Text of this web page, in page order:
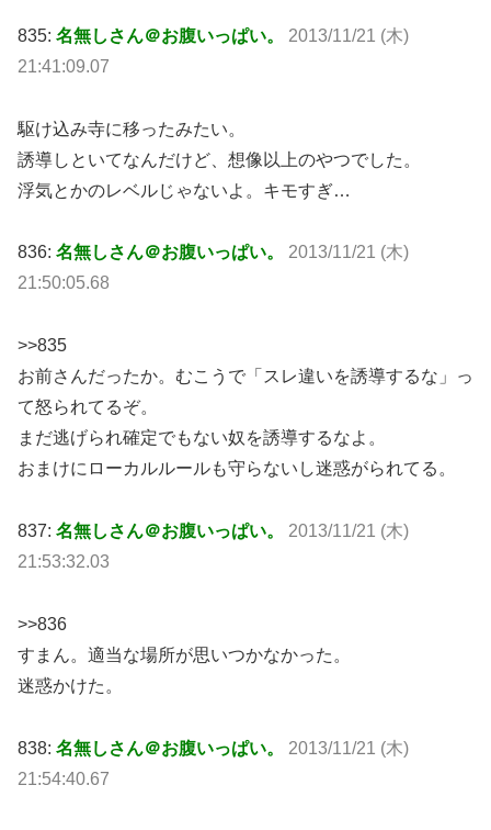
835: 名無しさん＠お腹いっぱい。 2013/11/21 (木)
21:41:09.07
駆け込み寺に移ったみたい。
誘導しといてなんだけど、想像以上のやつでした。
浮気とかのレベルじゃないよ。キモすぎ…
836: 名無しさん＠お腹いっぱい。 2013/11/21 (木)
21:50:05.68
>>835
お前さんだったか。むこうで「スレ違いを誘導するな」っ
て怒られてるぞ。
まだ逃げられ確定でもない奴を誘導するなよ。
おまけにローカルルールも守らないし迷惑がられてる。
837: 名無しさん＠お腹いっぱい。 2013/11/21 (木)
21:53:32.03
>>836
すまん。適当な場所が思いつかなかった。
迷惑かけた。
838: 名無しさん＠お腹いっぱい。 2013/11/21 (木)
21:54:40.67